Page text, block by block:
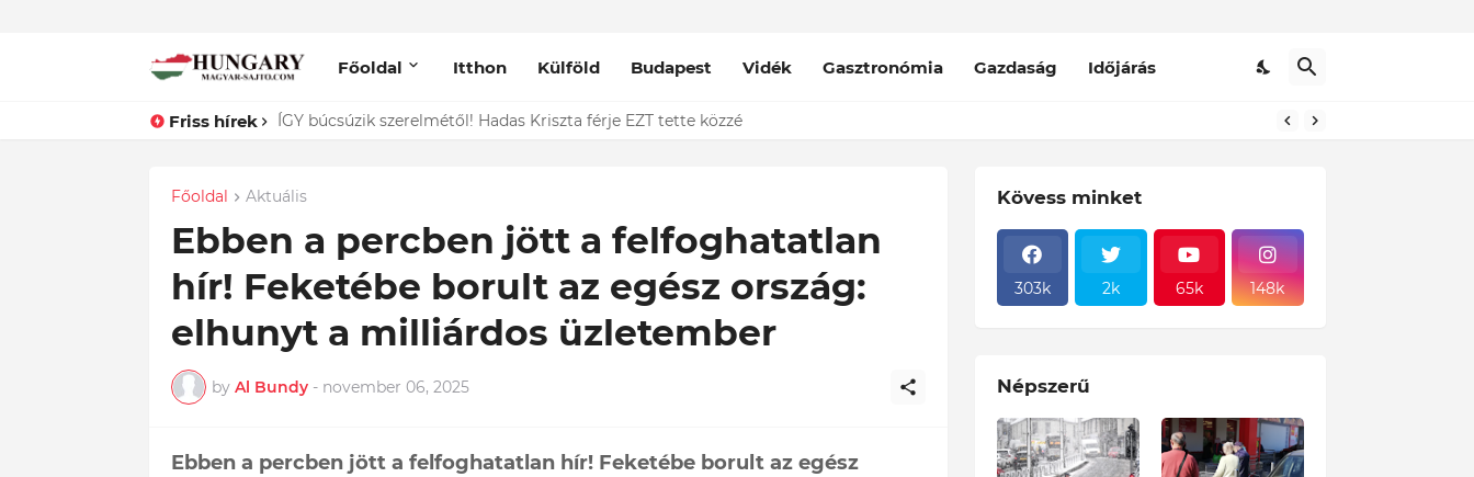
Főoldal Itthon Külföld Budapest Vidék Gasztronómia Gazdaság Időjárás
Friss hírek ÍGY búcsúzik szerelmétől! Hadas Kriszta férje EZT tette közzé
Főoldal Aktuális
Ebben a percben jött a felfoghatatlan
hír! Feketébe borult az egész ország:
elhunyt a milliárdos üzletember
by Al Bundy - november 06, 2025
Ebben a percben jött a felfoghatatlan hír! Feketébe borult az egész
Kövess minket
303k 2k 65k 148k
Népszerű